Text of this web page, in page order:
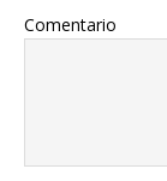
Comentario